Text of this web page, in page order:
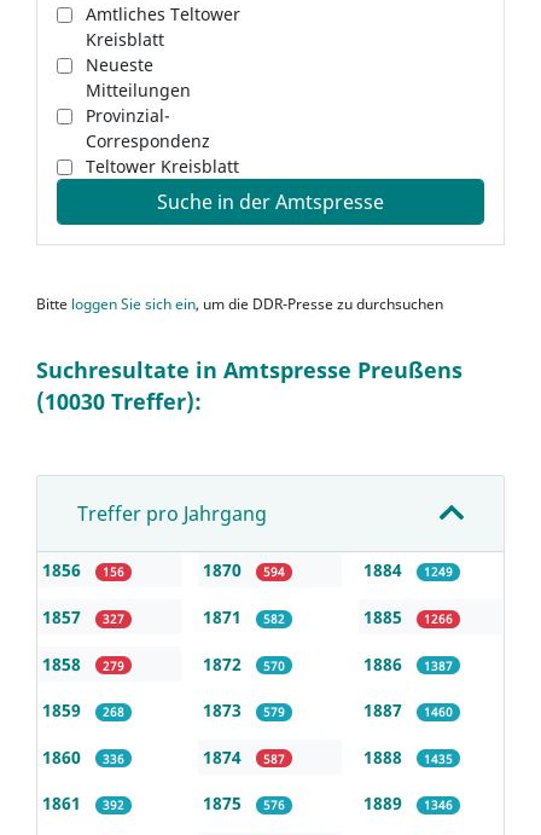
Amtliches Teltower
Kreisblatt
Neueste
Mitteilungen
Provinzial-
Correspondenz
Teltower Kreisblatt
Suche in der Amtspresse
Bitte loggen Sie sich ein, um die DDR-Presse zu durchsuchen
Suchresultate in Amtspresse Preußens
(10030 Treffer):
Treffer pro Jahrgang
1856 156
1857 327
1858 279
1859 268
1860 336
1861 392
1870 594
1871 582
1872 570
1873 579
1874 587
1875 576
1884 1249
1885 1266
1886 1387
1887 1460
1888 1435
1889 1346